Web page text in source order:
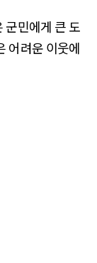
군민에게 큰 도
어려운 이웃에